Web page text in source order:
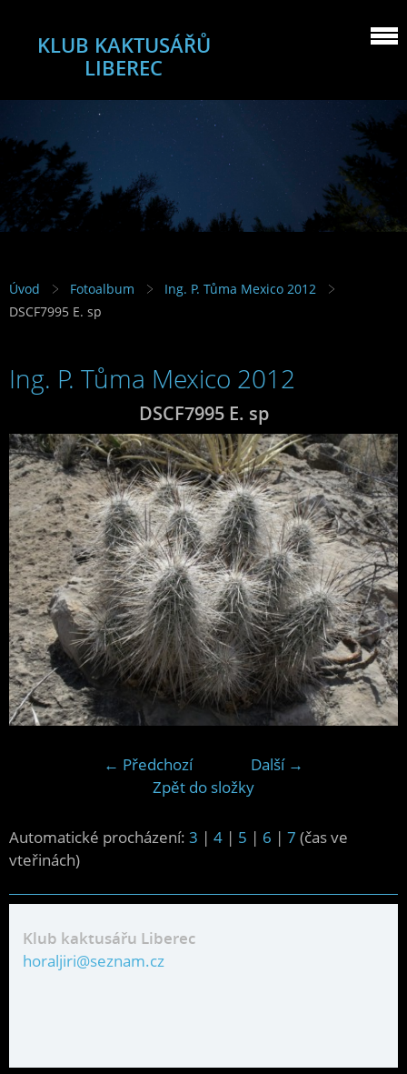
KLUB KAKTUSÁŘŮ
LIBEREC
Úvod Fotoalbum
Ing. P. Tůma Mexico 2012
DSCF7995 E. sp
Ing. P. Tůma Mexico 2012
DSCF7995 E. sp
← Předchozí
Další →
Zpět do složky
Automatické procházení: 3 | 4 | 5 | 6 | 7 (čas ve
vteřinách)
Klub kaktusářu Liberec
horaljiri@seznam.cz